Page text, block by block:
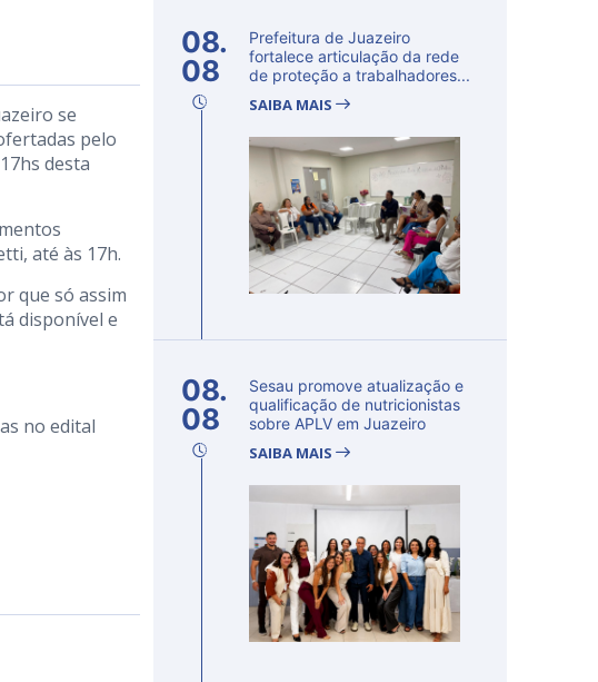
se
pelo
desta
até às 17h.
que só assim
disponível e
no edital
08.
08
Prefeitura de Juazeiro
fortalece articulação da rede
de proteção a trabalhadores...
SAIBA MAIS
08.
08
Sesau promove atualização e
qualificação de nutricionistas
sobre APLV em Juazeiro
SAIBA MAIS